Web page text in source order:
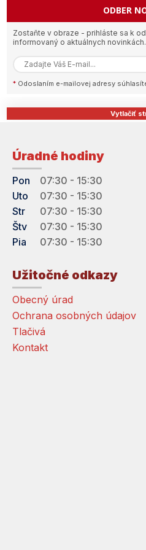
ODBER
Zostaňte v obraze - prihláste sa k
informovaný o aktuálnych novinkách.
* Odoslaním e-mailovej adresy
Vytlačiť
Úradné hodiny
Pon
07:30 - 15:30
Uto
07:30 - 15:30
Str
07:30 - 15:30
Štv
07:30 - 15:30
Pia
07:30 - 15:30
Užitočné odkazy
Obecný úrad
Ochrana osobných údajov
Tlačivá
Kontakt